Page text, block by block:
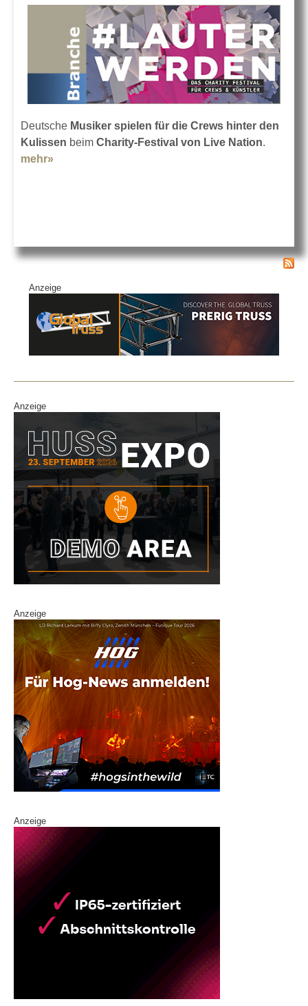
Deutsche Musiker spielen für die Crews hinter den
Kulissen beim Charity-Festival von Live Nation.
mehr»
Anzeige
Anzeige
Anzeige
Anzeige